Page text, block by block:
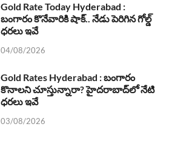
Gold Rate Today Hyderabad :
బంగారం కొనేవారికి షాక్.. నేడు పెరిగిన గోల్డ్
ధరలు ఇవే
04/08/2026
Gold Rates Hyderabad : బంగారం
కొనాలని చూస్తున్నారా? హైదరాబాద్‌లో నేటి
ధరలు ఇవే
03/08/2026